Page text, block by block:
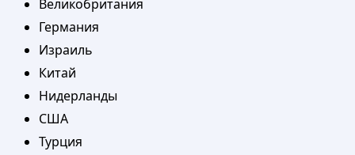
Великобритания
Германия
Израиль
Китай
Нидерланды
США
Турция